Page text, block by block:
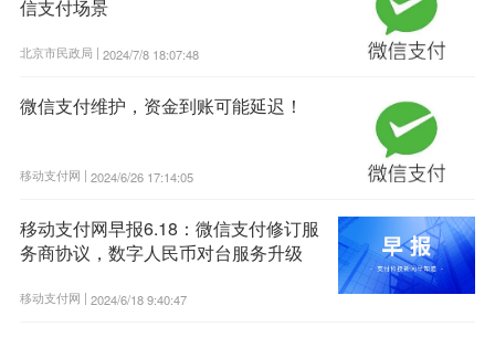
信支付场景
北京市民政局 | 2024/7/8 18:07:48
微信支付维护，资金到账可能延迟！
移动支付网 | 2024/6/26 17:14:05
移动支付网早报6.18：微信支付修订服
务商协议，数字人民币对台服务升级
移动支付网 | 2024/6/18 9:40:47